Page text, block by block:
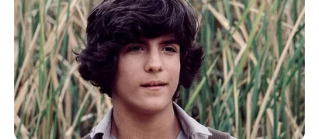
Τελευταία νέα
Χειροπέδες σε 49χρονο φυγόδικο της
ρωσόφωνης μαφίας στην Αθήνα
Σπείρα είχε στήσει υπερσύγχρονα
εργαστήρια κάνναβης στην Αττική και